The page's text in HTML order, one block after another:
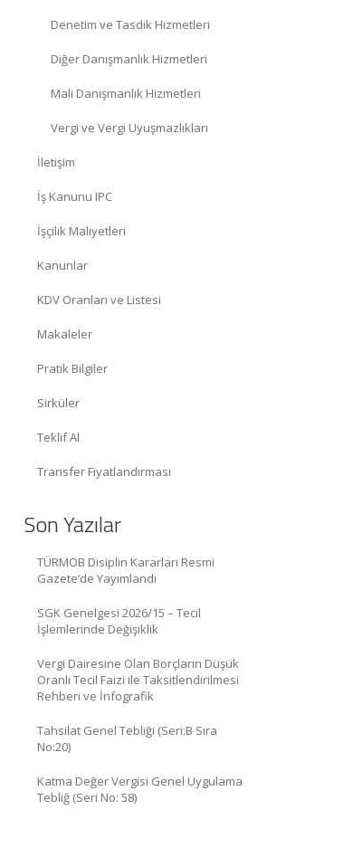
Denetim ve Tasdik Hizmetleri
Diğer Danışmanlık Hizmetleri
Mali Danışmanlık Hizmetleri
Vergi ve Vergi Uyuşmazlıkları
İletişim
İş Kanunu IPC
İşçilik Maliyetleri
Kanunlar
KDV Oranları ve Listesi
Makaleler
Pratik Bilgiler
Sirküler
Teklif Al
Transfer Fiyatlandırması
Son Yazılar
TÜRMOB Disiplin Kararları Resmi
Gazete’de Yayımlandı
SGK Genelgesi 2026/15 – Tecil
İşlemlerinde Değişiklik
Vergi Dairesine Olan Borçların Düşük
Oranlı Tecil Faizi ile Taksitlendirilmesi
Rehberi ve İnfografik
Tahsilat Genel Tebliği (Seri:B Sıra
No:20)
Katma Değer Vergisi Genel Uygulama
Tebliğ (Seri No: 58)